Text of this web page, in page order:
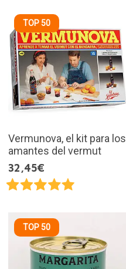
TOP 50
Vermunova, el kit para los
amantes del vermut
32,45€
TOP 50